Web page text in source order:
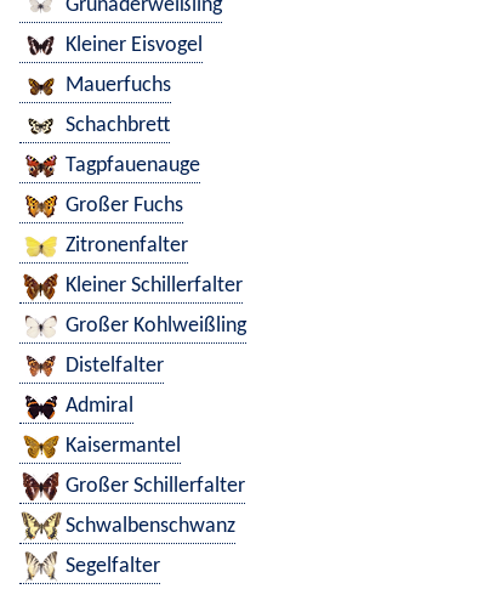
Grünaderweißling
Kleiner Eisvogel
Mauerfuchs
Schachbrett
Tagpfauenauge
Großer Fuchs
Zitronenfalter
Kleiner Schillerfalter
Großer Kohlweißling
Distelfalter
Admiral
Kaisermantel
Großer Schillerfalter
Schwalbenschwanz
Segelfalter